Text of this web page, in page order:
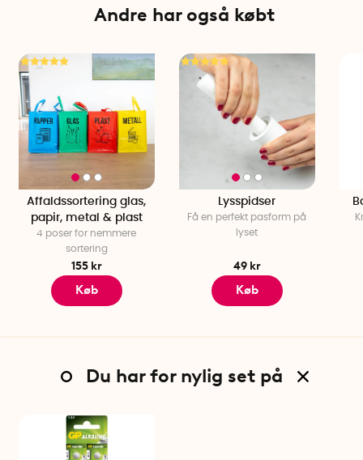
Andre har også købt
Affaldssortering glas,
papir, metal & plast
4 poser for nemmere
sortering
155 kr
Køb
Lysspidser
Få en perfekt pasform på
lyset
49 kr
Køb
Du har for nylig set på